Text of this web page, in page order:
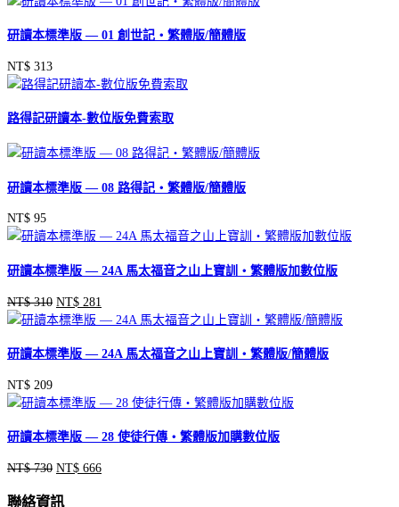
始
格：
前
格：
研讀本標準版 — 01 創世記‧繁體版/簡體版
NT$ 313
路得記研讀本-數位版免費索取
研讀本標準版 — 08 路得記‧繁體版/簡體版
NT$ 95
研讀本標準版 — 24A 馬太福音之山上寶訓‧繁體版加數位版
NT$310 原
始
格：
NT$ 281目
前
格：
研讀本標準版 — 24A 馬太福音之山上寶訓‧繁體版/簡體版
NT$ 209
研讀本標準版 — 28 使徒行傳‧繁體版加購數位版
NT$730 原
NT$ 666目
聯絡資訊